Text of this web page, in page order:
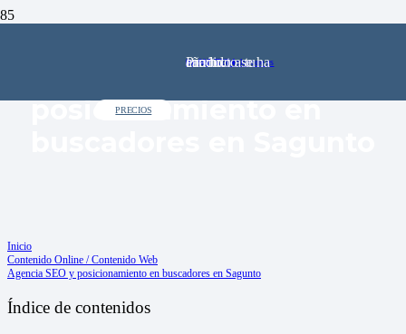
91 602 72 64
comercial@pinkstone.es
Producto
se ha añadido a tu carrito.
PRECIOS
Agencia SEO y
posicionamiento en
Inicio
Contenido Online / Contenido Web
Agencia SEO y posicionamiento en buscadores en Sagunto
Índice de contenidos